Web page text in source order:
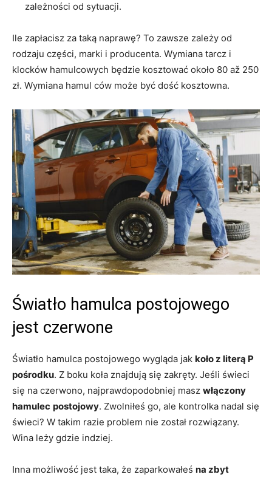
zależności od sytuacji.
Ile zapłacisz za taką naprawę? To zawsze zależy od
rodzaju części, marki i producenta. Wymiana tarcz i
klocków hamulcowych będzie kosztować około 80 až 250
zł. Wymiana hamul ców może być dość kosztowna.
Światło hamulca postojowego
jest czerwone
Światło hamulca postojowego wygląda jak koło z literą P
pośrodku. Z boku koła znajdują się zakręty. Jeśli świeci
się na czerwono, najprawdopodobniej masz włączony
hamulec postojowy. Zwolniłeś go, ale kontrolka nadal się
świeci? W takim razie problem nie został rozwiązany.
Wina leży gdzie indziej.
Inna możliwość jest taka, że zaparkowałeś na zbyt